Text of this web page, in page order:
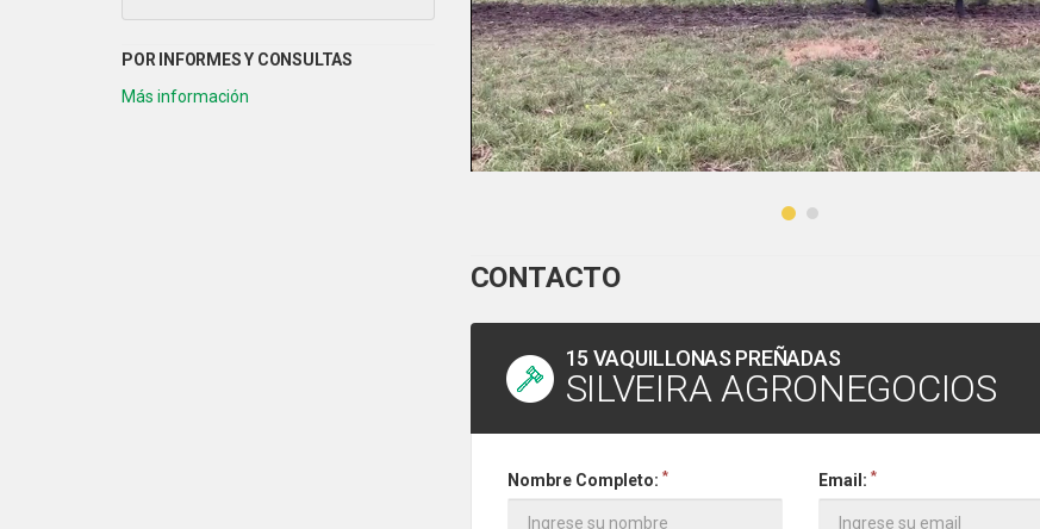
CONTACTO
15 VAQUILLONAS PREÑADAS
SILVEIRA AGRONEGOCIOS
Nombre Completo: * Email: *